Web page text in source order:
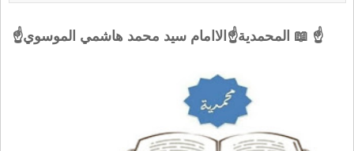
☝المحمدية☝الاامام سيد محمد هاشمي الموسوي 📖 ☝